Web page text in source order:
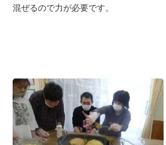
混ぜるので力が必要です。